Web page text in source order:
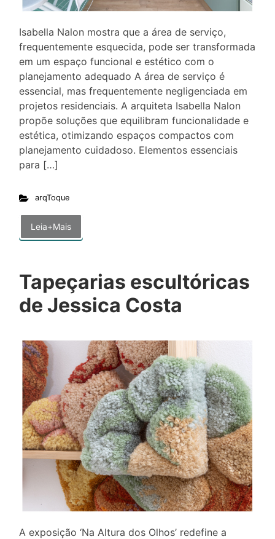
Isabella Nalon mostra que a área de serviço,
frequentemente esquecida, pode ser transformada
em um espaço funcional e estético com o
planejamento adequado A área de serviço é
essencial, mas frequentemente negligenciada em
projetos residenciais. A arquiteta Isabella Nalon
propõe soluções que equilibram funcionalidade e
estética, otimizando espaços compactos com
planejamento cuidadoso. Elementos essenciais
para […]
arqToque
Leia+Mais
Tapeçarias escultóricas
de Jessica Costa
A exposição ‘Na Altura dos Olhos’ redefine a